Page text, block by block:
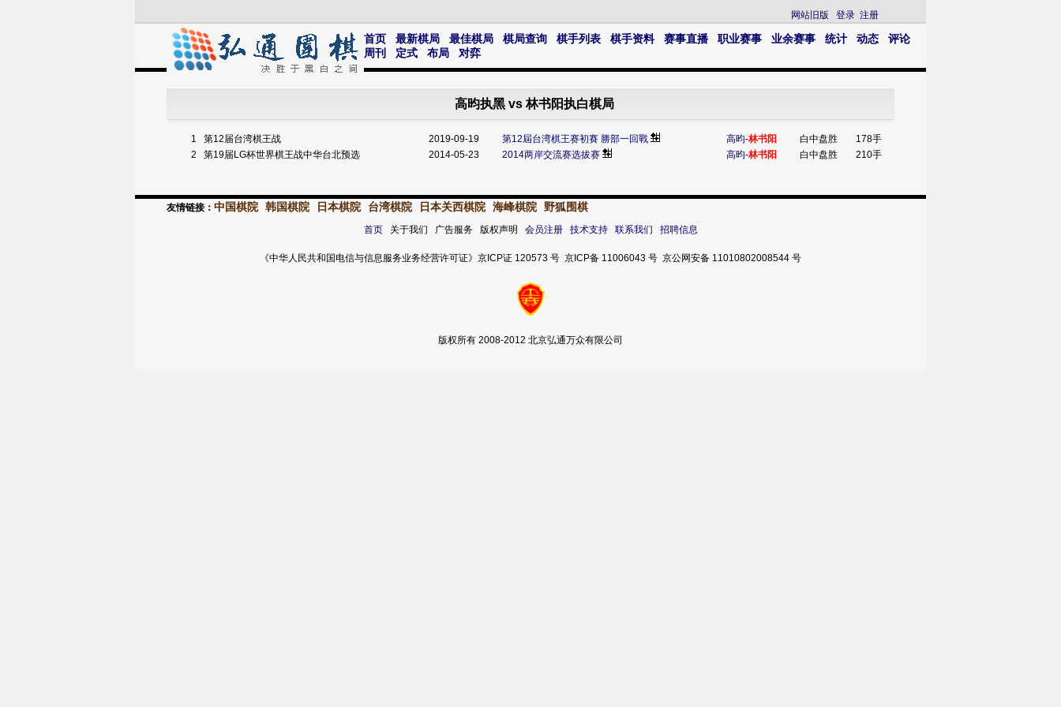
网站旧版 登录 注册
首页 最新棋局 最佳棋局 棋局查询 棋手列表 棋手资料 赛事直播 职业赛事 业余赛事 统计 动态
评论
周刊
定式 布局 对弈
高昀执黑 vs 林书阳执白棋局
1 第12届台湾棋王战 2019-09-19 第12屆台湾棋王赛初賽 勝部一回戰 高昀-林书阳 白中盘胜
178手
2
第19届LG杯世界棋王战中华台北预选 2014-05-23 2014两岸交流赛选拔赛 高昀-林书阳 白中盘胜 210手
友情链接： 中国棋院 韩国棋院 日本棋院 台湾棋院 日本关西棋院 海峰棋院 野狐围棋
首页关于我们 广告服务 版权声明 会员注册 技术支持 联系我们 招聘信息
《中华人民共和国电信与信息服务业务经营许可证》京ICP证 120573 号 京ICP备 11006043 号 京公网安备 11010802008544 号
版权所有 2008-2012 北京弘通万众有限公司